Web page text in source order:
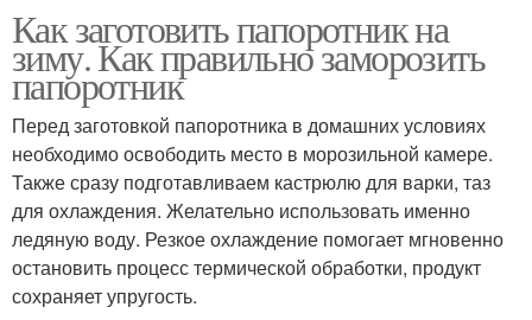
Как заготовить папоротник на
зиму. Как правильно заморозить
папоротник
Перед заготовкой папоротника в домашних условиях
необходимо освободить место в морозильной камере.
Также сразу подготавливаем кастрюлю для варки, таз
для охлаждения. Желательно использовать именно
ледяную воду. Резкое охлаждение помогает мгновенно
остановить процесс термической обработки, продукт
сохраняет упругость.